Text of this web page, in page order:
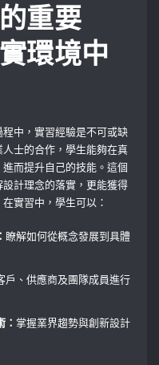
重要
環境中
中，實習經驗是不可或缺
士的合作，學生能夠在真
而提升自己的技能。這個
計理念的落實，更能獲得
實習中，學生可以：
瞭解如何從概念發展到具體
戶、供應商及團隊成員進行
：掌握業界趨勢與創新設計